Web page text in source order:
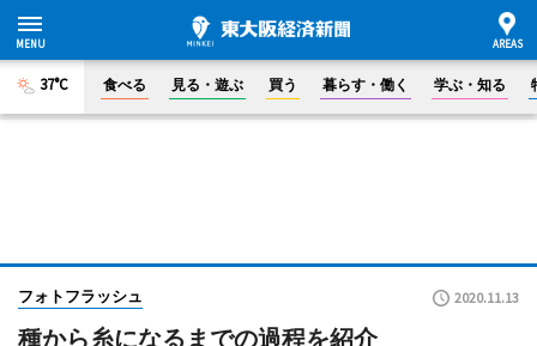
37°C 食べる 見る・遊ぶ 買う 暮らす・働く 学ぶ・知る
フォトフラッシュ 2020.11.13
種から糸になるまでの過程を紹介